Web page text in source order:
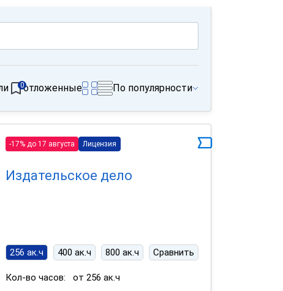
отложенные
0 По популярности
-17% до 17 августа Лицензия
Издательское дело
256 ак.ч 400 ак.ч 800 ак.ч Сравнить
Кол-во часов:
от 256 ак.ч